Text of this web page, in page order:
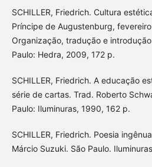
SCHILLER, Friedrich. Cultura
Príncipe de Augustenburg,
Organização, tradução e
Paulo: Hedra, 2009, 172 p.
SCHILLER, Friedrich. A educação
série de cartas. Trad. Roberto
Paulo: Iluminuras, 1990, 162 p.
SCHILLER, Friedrich. Poesia
Márcio Suzuki. São Paulo.